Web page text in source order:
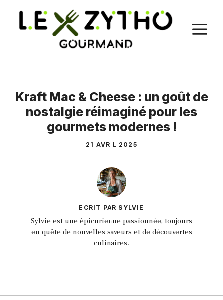
Kraft Mac & Cheese : un goût de
nostalgie réimaginé pour les
gourmets modernes !
21 AVRIL 2025
ECRIT PAR SYLVIE
Sylvie est une épicurienne passionnée, toujours
en quête de nouvelles saveurs et de découvertes
culinaires.